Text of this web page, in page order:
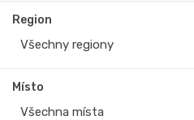
Region
Všechny regiony
Místo
Všechna místa